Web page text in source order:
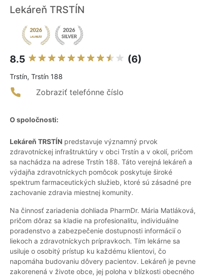
Lekáreň TRSTÍN
8.5 (6)
Trstín, Trstín 188
Zobraziť telefónne číslo
O spoločnosti:
Lekáreň TRSTÍN predstavuje významný prvok
zdravotníckej infraštruktúry v obci Trstín a v okolí, pričom
sa nachádza na adrese Trstín 188. Táto verejná lekáreň a
výdajňa zdravotníckych pomôcok poskytuje široké
spektrum farmaceutických služieb, ktoré sú zásadné pre
zachovanie zdravia miestnej komunity.
Na činnosť zariadenia dohliada PharmDr. Mária Matláková,
pričom dôraz sa kladie na profesionalitu, individuálne
poradenstvo a zabezpečenie dostupnosti informácií o
liekoch a zdravotníckych prípravkoch. Tím lekárne sa
usiluje o osobitý prístup ku každému klientovi, čo
napomáha budovaniu dôvery pacientov. Lekáreň je pevne
zakorenená v živote obce, jej poloha v blízkosti obecného